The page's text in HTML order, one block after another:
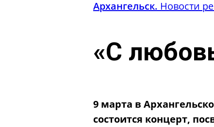
Архангельск. Новости
«С
9 марта в
состоится концерт,